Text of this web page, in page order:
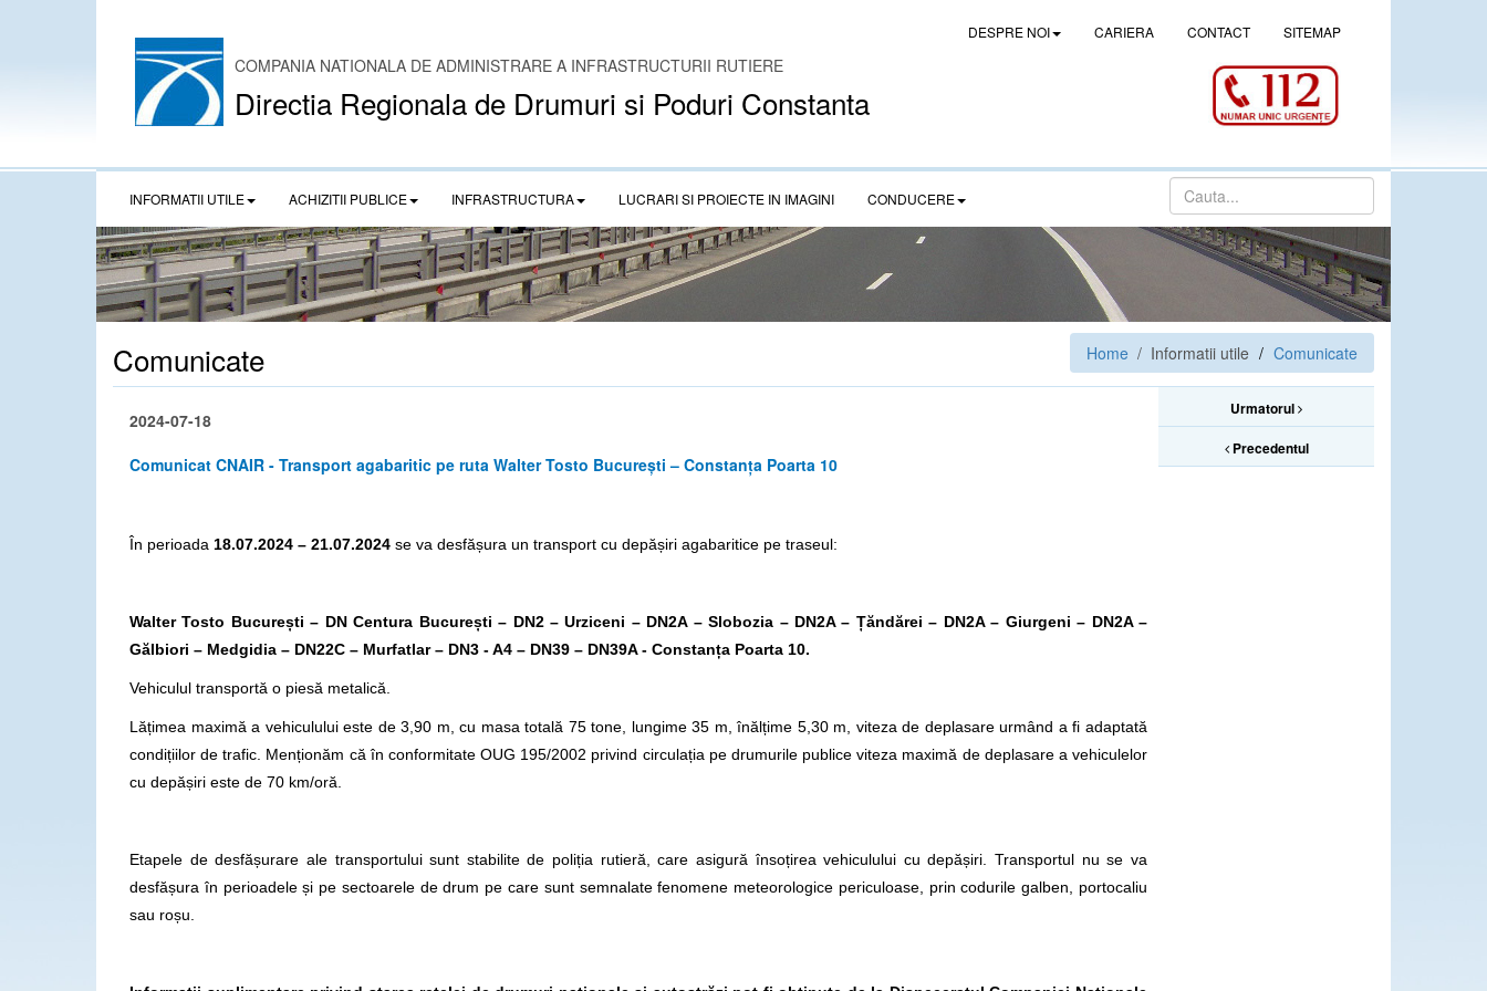
DESPRE NOI CARIERA CONTACT SITEMAP
COMPANIA NATIONALA DE ADMINISTRARE A INFRASTRUCTURII RUTIERE
Directia Regionala de Drumuri si Poduri Constanta
INFORMATII UTILE ACHIZITII PUBLICE INFRASTRUCTURA LUCRARI SI PROIECTE IN IMAGINI CONDUCERE
Comunicate Home / Informatii utile Comunicate
Urmatorul
Precedentul
2024-07-18
Comunicat CNAIR - Transport agabaritic pe ruta Walter Tosto București – Constanța Poarta 10
În perioada 18.07.2024 – 21.07.2024 se va desfășura un transport cu depășiri agabaritice pe traseul:
Walter Tosto București – DN Centura București – DN2 – Urziceni – DN2A – Slobozia – DN2A – Țăndărei – DN2A – Giurgeni – DN2A –
Gălbiori – Medgidia – DN22C – Murfatlar – DN3 - A4 – DN39 – DN39A - Constanța Poarta 10.
Vehiculul transportă o piesă metalică.
Lățimea maximă a vehiculului este de 3,90 m, cu masa totală 75 tone, lungime 35 m, înălțime 5,30 m, viteza de deplasare urmând a fi adaptată
condițiilor de trafic. Menționăm că în conformitate OUG 195/2002 privind circulația pe drumurile publice viteza maximă de deplasare a vehiculelor
cu depășiri este de 70 km/oră.
Etapele de desfășurare ale transportului sunt stabilite de poliția rutieră, care asigură însoțirea vehiculului cu depășiri. Transportul nu se va
desfășura în perioadele și pe sectoarele de drum pe care sunt semnalate fenomene meteorologice periculoase, prin codurile galben, portocaliu
sau roșu.